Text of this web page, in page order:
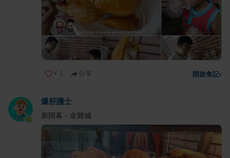
+ 1 分享 開啟食記›
爆肝護士
新開幕－金雞城